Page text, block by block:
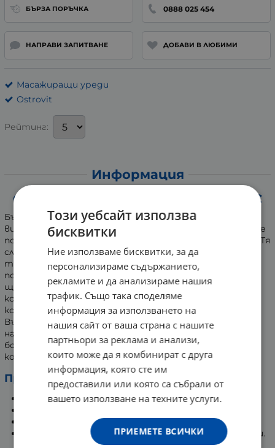
БЪРЗА ПОРЪЧКА 0888 025 454
НАПРАВИ ЗАПИТВАНЕ ДОБАВИ В ЛЮБИМИ
Масажиращи уреди
Ostrovit
Рейтинг:
Информация
ОСТРОВИТ БЪРЗА КРУША ЗА БОКС
Бързата круша за бокс на OstroVit е изработена от
висококачествен материал, благодарение на който се
постигат все по-добри резултати при тренировка. Тя
служи за укрепване най-вече на горните части на
тялото. Тренировките с нея ще ви помогнат да
подобрите точността си, техниката и ритъма на
щанцоване. Бокс топката е зашита с трайни нишки,
които я подсилват. В горната част има дръжка, с
която може да я закачите преди тренировка.
Вътрешната й част е изпълнена с въздух. Просто я
надувате и започвате тренировка! За да използвате
боксовата круша, вие не се нуждаете от други хора,
които да ви помагат.
Предимства на боксовата круша:
Съдейства за подобряване на физическата форма.
Подобрява бойните техники.
Помага за справяне със сложни упражнения и удари.
Този уебсайт използва
бисквитки
Ние използваме бисквитки, за да
персонализираме съдържанието,
рекламите и да анализираме нашия
трафик. Също така споделяме
информация за използването на
нашия сайт от ваша страна с нашите
партньори за реклама и анализи,
които може да я комбинират с друга
информация, която сте им
предоставили или която са събрали от
вашето използване на техните услуги.
ПРИЕМЕТЕ ВСИЧКИ